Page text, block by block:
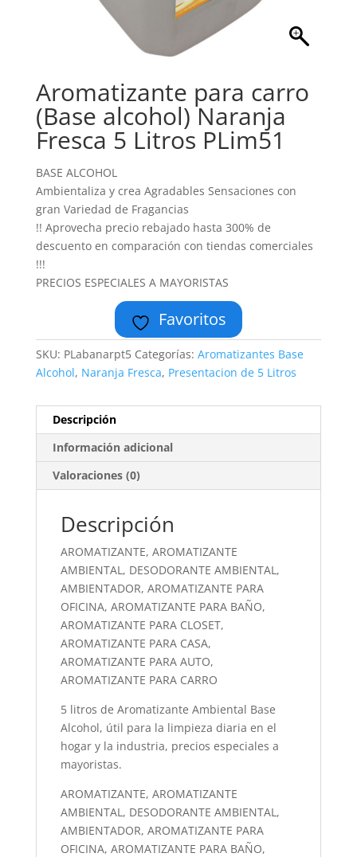
Aromatizante para carro
(Base alcohol) Naranja
Fresca 5 Litros PLim51
BASE ALCOHOL
Ambientaliza y crea Agradables Sensaciones con
gran Variedad de Fragancias
!! Aprovecha precio rebajado hasta 300% de
descuento en comparación con tiendas comerciales
!!!
PRECIOS ESPECIALES A MAYORISTAS
Favoritos
SKU: PLabanarpt5 Categorías: Aromatizantes Base
Alcohol, Naranja Fresca, Presentacion de 5 Litros
Descripción
Información adicional
Valoraciones (0)
Descripción
AROMATIZANTE, AROMATIZANTE
AMBIENTAL, DESODORANTE AMBIENTAL,
AMBIENTADOR, AROMATIZANTE PARA
OFICINA, AROMATIZANTE PARA BAÑO,
AROMATIZANTE PARA CLOSET,
AROMATIZANTE PARA CASA,
AROMATIZANTE PARA AUTO,
AROMATIZANTE PARA CARRO
5 litros de Aromatizante Ambiental Base
Alcohol, útil para la limpieza diaria en el
hogar y la industria, precios especiales a
mayoristas.
AROMATIZANTE, AROMATIZANTE
AMBIENTAL, DESODORANTE AMBIENTAL,
AMBIENTADOR, AROMATIZANTE PARA
OFICINA, AROMATIZANTE PARA BAÑO,